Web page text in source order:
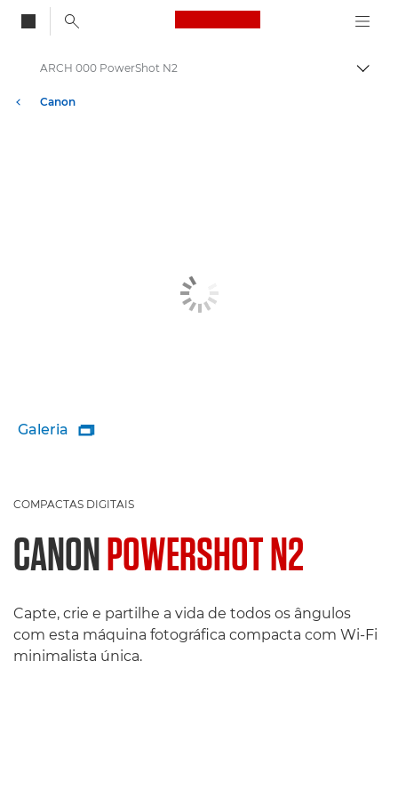
Canon Logo, back
Canon
ARCH 000 PowerShot N2
Galeria 
COMPACTAS DIGITAIS
CANONPOWERSHOT N2
Capte, crie e partilhe a vida de todos os ângulos
com esta máquina fotográfica compacta com Wi-Fi
minimalista única.